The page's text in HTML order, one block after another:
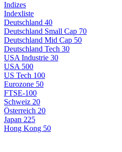
Indizes
Indexliste
Deutschland 40
Deutschland Small Cap 70
Deutschland Mid Cap 50
Deutschland Tech 30
USA Industrie 30
USA 500
US Tech 100
Eurozone 50
FTSE-100
Schweiz 20
Österreich 20
Japan 225
Hong Kong 50